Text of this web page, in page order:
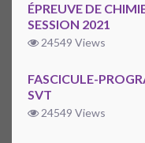
ÉPREUVE DE
SESSION 2021
24549 Views
FASCICULE-
SVT
24549 Views